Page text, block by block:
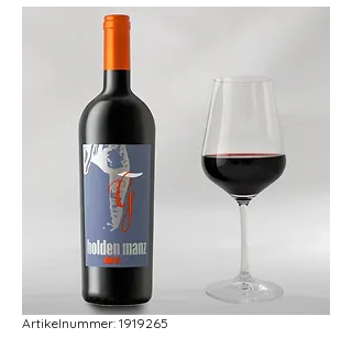
Artikelnummer: 1919265